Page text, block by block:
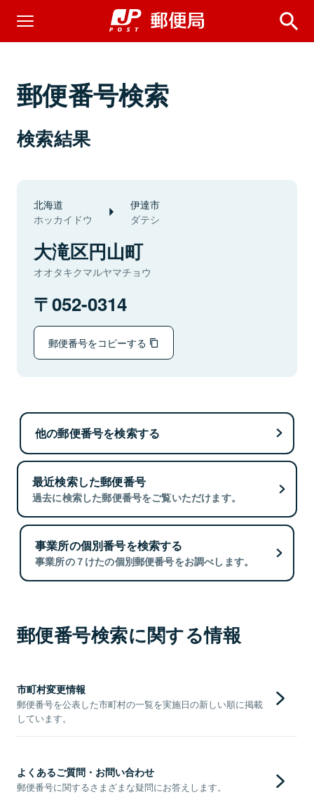
郵便番号検索
検索結果
北海道
ホッカイドウ
伊達市
ダテシ
大滝区円山町
オオタキクマルヤマチョウ
052-0314
郵便番号をコピーする
他の郵便番号を検索する
最近検索した郵便番号
過去に検索した郵便番号をご覧いただけます。
事業所の個別番号を検索する
事業所の７けたの個別郵便番号をお調べします。
郵便番号検索に関する情報
市町村変更情報
郵便番号を公表した市町村の一覧を実施日の新しい順に掲載
しています。
よくあるご質問・お問い合わせ
郵便番号に関するさまざまな疑問にお答えします。